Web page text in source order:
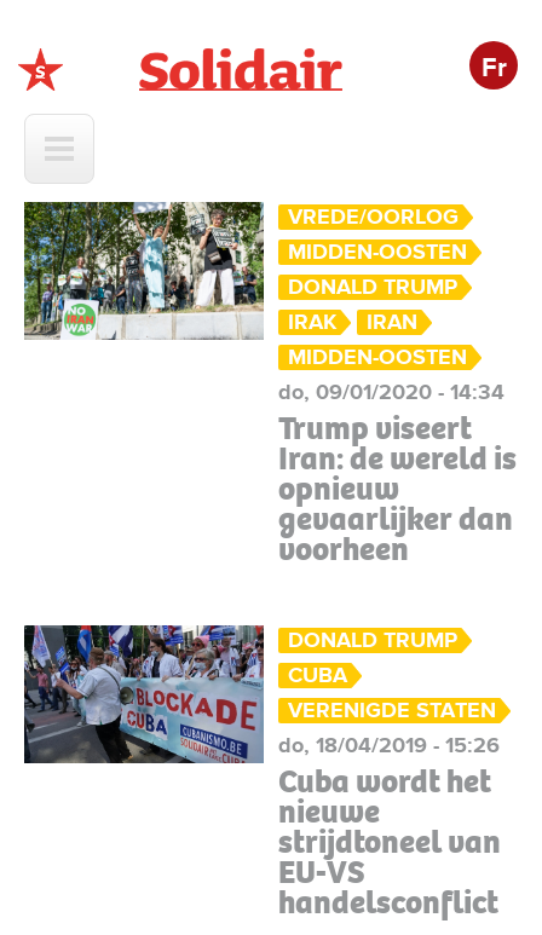
Fr
VREDE/OORLOG
MIDDEN-OOSTEN
DONALD TRUMP
IRAK
IRAN
MIDDEN-OOSTEN
do, 09/01/2020 - 14:34
Trump viseert
Iran: de wereld is
opnieuw
gevaarlijker dan
voorheen
DONALD TRUMP
CUBA
VERENIGDE STATEN
do, 18/04/2019 - 15:26
Cuba wordt het
nieuwe
strijdtoneel van
EU-VS
handelsconflict